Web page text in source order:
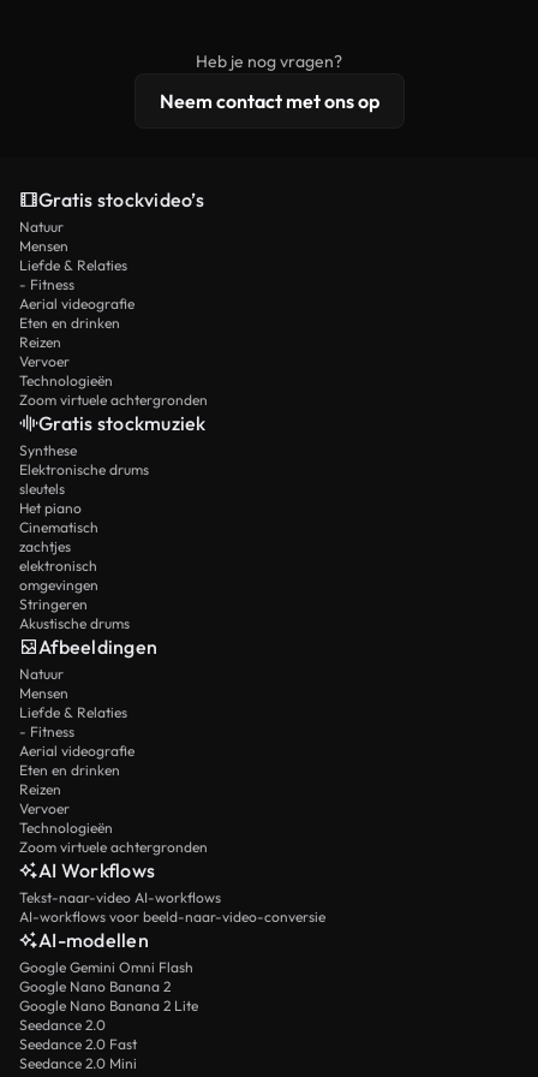
licentiebescherming omvat.
Heb je nog vragen?
Neem contact met ons op
Gratis stockvideo’s
Natuur
Mensen
Liefde & Relaties
- Fitness
Aerial videografie
Eten en drinken
Reizen
Vervoer
Technologieën
Zoom virtuele achtergronden
Gratis stockmuziek
Synthese
Elektronische drums
sleutels
Het piano
Cinematisch
zachtjes
elektronisch
omgevingen
Stringeren
Akustische drums
Afbeeldingen
Natuur
Mensen
Liefde & Relaties
- Fitness
Aerial videografie
Eten en drinken
Reizen
Vervoer
Technologieën
Zoom virtuele achtergronden
AI Workflows
Tekst-naar-video AI-workflows
AI-workflows voor beeld-naar-video-conversie
AI-modellen
Google Gemini Omni Flash
Google Nano Banana 2
Google Nano Banana 2 Lite
Seedance 2.0
Seedance 2.0 Fast
Seedance 2.0 Mini